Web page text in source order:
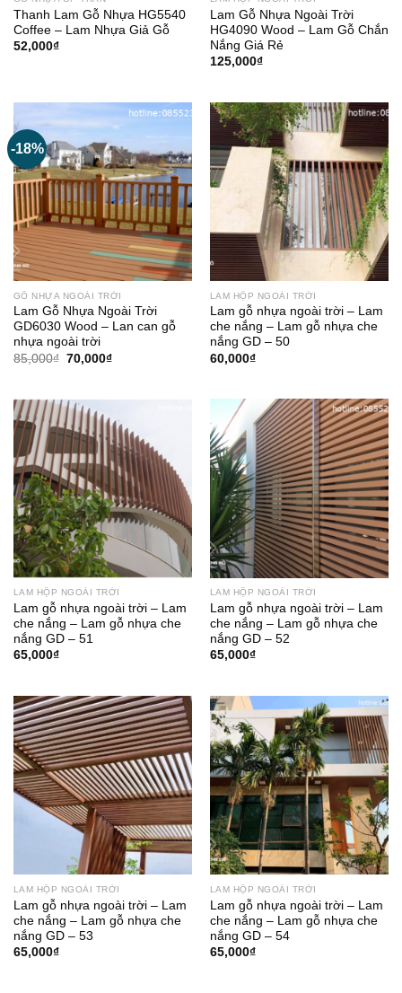
Thanh Lam Gỗ Nhựa HG5540
Coffee – Lam Nhựa Giả Gỗ
52,000₫
Lam Gỗ Nhựa Ngoài Trời
HG4090 Wood – Lam Gỗ Chắn
Nắng Giá Rẻ
125,000₫
-18%
GỖ NHỰA NGOÀI TRỜI
Lam Gỗ Nhựa Ngoài Trời
GD6030 Wood – Lan can gỗ
nhựa ngoài trời
85,000₫ Giá
70,000₫Giá
LAM HỘP NGOÀI TRỜI
Lam gỗ nhựa ngoài trời – Lam
che nắng – Lam gỗ nhựa che
nắng GD – 50
60,000₫
LAM HỘP NGOÀI TRỜI
Lam gỗ nhựa ngoài trời – Lam
che nắng – Lam gỗ nhựa che
nắng GD – 51
65,000₫
LAM HỘP NGOÀI TRỜI
Lam gỗ nhựa ngoài trời – Lam
che nắng – Lam gỗ nhựa che
nắng GD – 52
65,000₫
LAM HỘP NGOÀI TRỜI
Lam gỗ nhựa ngoài trời – Lam
che nắng – Lam gỗ nhựa che
nắng GD – 53
65,000₫
LAM HỘP NGOÀI TRỜI
Lam gỗ nhựa ngoài trời – Lam
che nắng – Lam gỗ nhựa che
nắng GD – 54
65,000₫